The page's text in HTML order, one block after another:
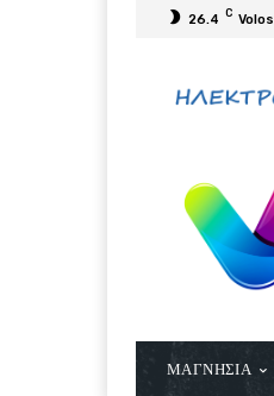
26.4 C Volos
ΜΑΓΝΗΣΙΑ